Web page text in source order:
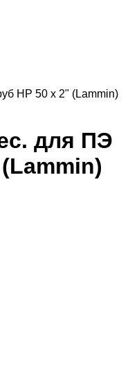
НР 50 x 2" (Lammin)
для ПЭ